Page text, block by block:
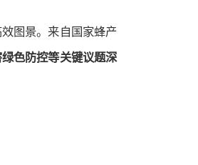
图景。来自国家蜂产
色防控等关键议题深